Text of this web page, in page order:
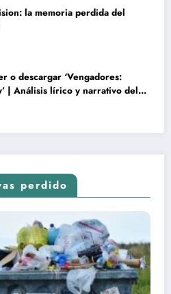
la memoria perdida del
o descargar ‘Vengadores:
| Análisis lírico y narrativo del
perdido